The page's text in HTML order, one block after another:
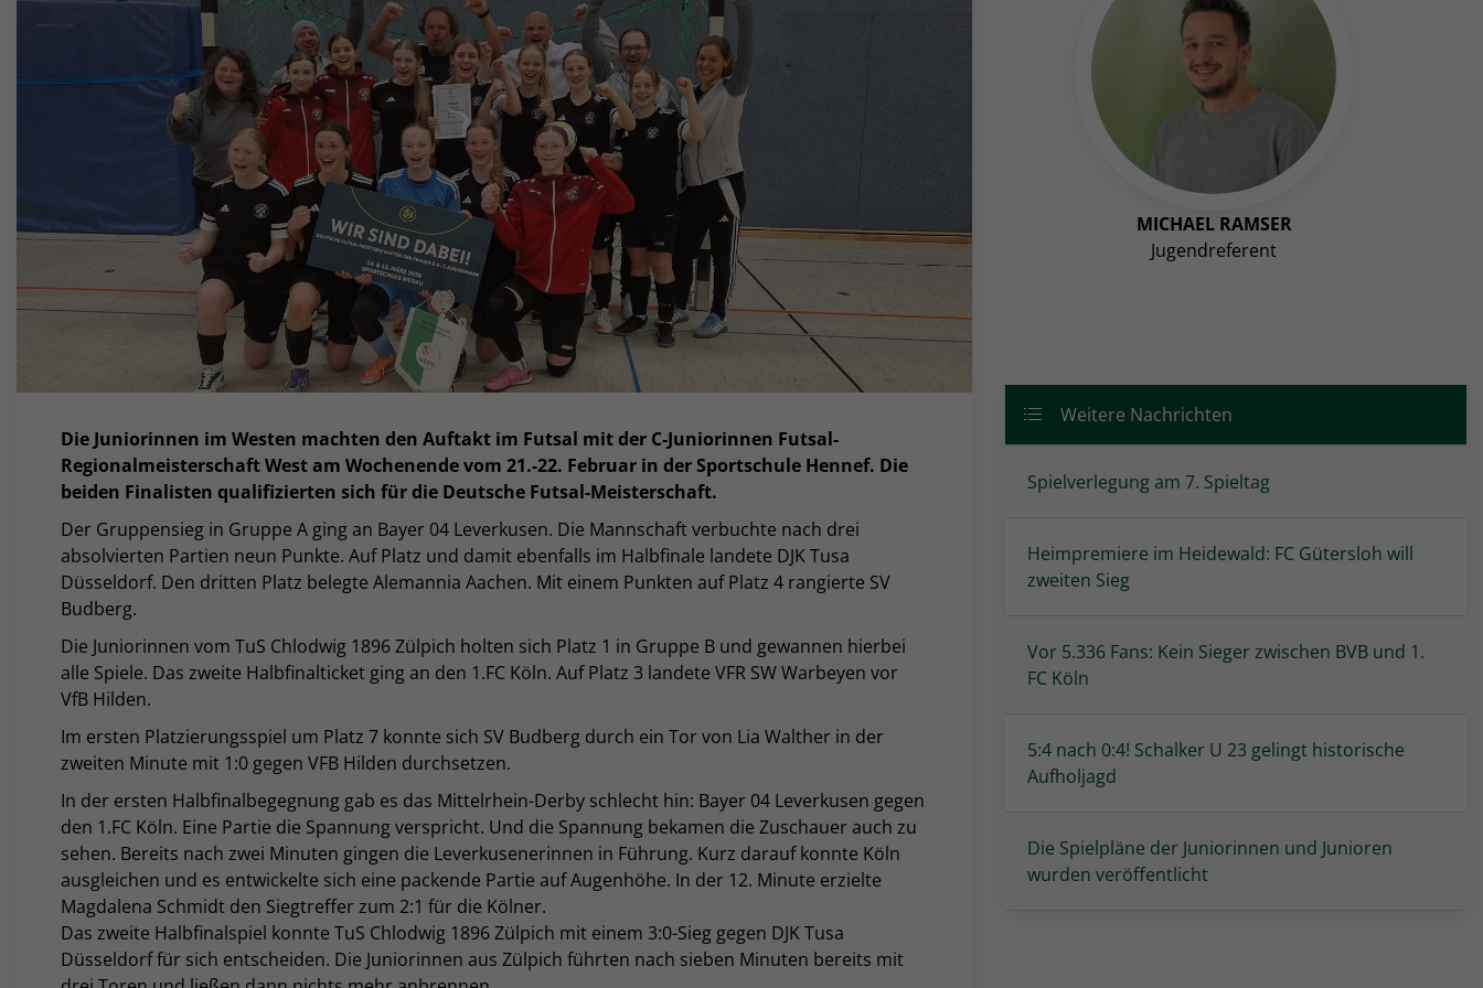
Die Juniorinnen im Westen machten den Auftakt im Futsal mit der C-Juniorinnen Futsal-
Regionalmeisterschaft West am Wochenende vom 21.-22. Februar in der Sportschule Hennef. Die
beiden Finalisten qualifizierten sich für die Deutsche Futsal-Meisterschaft.
Der Gruppensieg in Gruppe A ging an Bayer 04 Leverkusen. Die Mannschaft verbuchte nach drei
absolvierten Partien neun Punkte. Auf Platz und damit ebenfalls im Halbfinale landete DJK Tusa
Düsseldorf. Den dritten Platz belegte Alemannia Aachen. Mit einem Punkten auf Platz 4 rangierte SV
Budberg.
Die Juniorinnen vom TuS Chlodwig 1896 Zülpich holten sich Platz 1 in Gruppe B und gewannen hierbei
alle Spiele. Das zweite Halbfinalticket ging an den 1.FC Köln. Auf Platz 3 landete VFR SW Warbeyen vor
VfB Hilden.
Im ersten Platzierungsspiel um Platz 7 konnte sich SV Budberg durch ein Tor von Lia Walther in der
zweiten Minute mit 1:0 gegen VFB Hilden durchsetzen.
In der ersten Halbfinalbegegnung gab es das Mittelrhein-Derby schlecht hin: Bayer 04 Leverkusen gegen
den 1.FC Köln. Eine Partie die Spannung verspricht. Und die Spannung bekamen die Zuschauer auch zu
sehen. Bereits nach zwei Minuten gingen die Leverkusenerinnen in Führung. Kurz darauf konnte Köln
ausgleichen und es entwickelte sich eine packende Partie auf Augenhöhe. In der 12. Minute erzielte
Magdalena Schmidt den Siegtreffer zum 2:1 für die Kölner.
Das zweite Halbfinalspiel konnte TuS Chlodwig 1896 Zülpich mit einem 3:0-Sieg gegen DJK Tusa
Düsseldorf für sich entscheiden. Die Juniorinnen aus Zülpich führten nach sieben Minuten bereits mit
MICHAEL RAMSER
Jugendreferent
Weitere Nachrichten
Spielverlegung am 7. Spieltag
Heimpremiere im Heidewald: FC Gütersloh will
zweiten Sieg
Vor 5.336 Fans: Kein Sieger zwischen BVB und 1.
FC Köln
5:4 nach 0:4! Schalker U 23 gelingt historische
Aufholjagd
Die Spielpläne der Juniorinnen und Junioren
wurden veröffentlicht